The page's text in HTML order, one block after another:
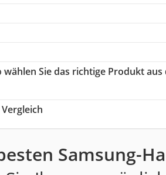
wählen Sie das richtige Produkt
Samsung-